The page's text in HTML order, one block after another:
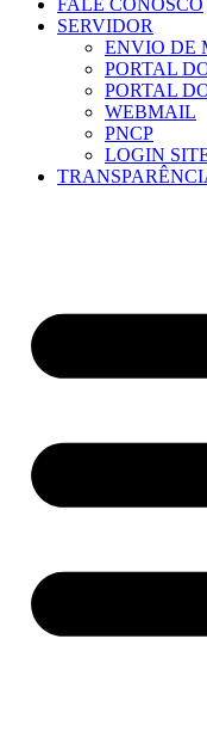
FALE CONOSCO
SERVIDOR
ENVIO DE
PORTAL
PORTAL
WEBMAIL
PNCP
LOGIN